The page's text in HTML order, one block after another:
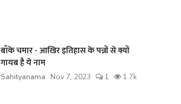
बाँके चमार - आखिर इतिहास के पन्नों से क्यों
गायब है ये नाम
Sahityanama Nov 7, 2023 1 1.7k